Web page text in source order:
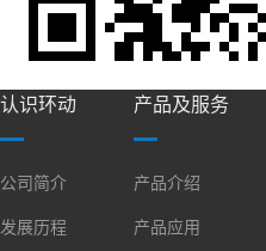
认识环动
公司简介
发展历程
产品及服务
产品介绍
产品应用